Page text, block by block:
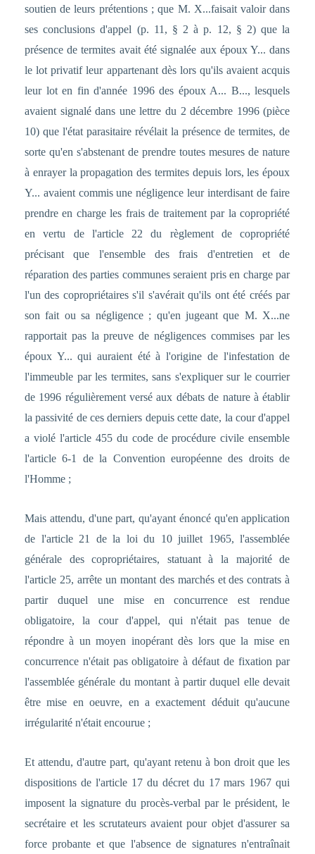
soutien de leurs prétentions ; que M. X...faisait valoir dans
ses conclusions d'appel (p. 11, § 2 à p. 12, § 2) que la
présence de termites avait été signalée aux époux Y... dans
le lot privatif leur appartenant dès lors qu'ils avaient acquis
leur lot en fin d'année 1996 des époux A... B..., lesquels
avaient signalé dans une lettre du 2 décembre 1996 (pièce
10) que l'état parasitaire révélait la présence de termites, de
sorte qu'en s'abstenant de prendre toutes mesures de nature
à enrayer la propagation des termites depuis lors, les époux
Y... avaient commis une négligence leur interdisant de faire
prendre en charge les frais de traitement par la copropriété
en vertu de l'article 22 du règlement de copropriété
précisant que l'ensemble des frais d'entretien et de
réparation des parties communes seraient pris en charge par
l'un des copropriétaires s'il s'avérait qu'ils ont été créés par
son fait ou sa négligence ; qu'en jugeant que M. X...ne
rapportait pas la preuve de négligences commises par les
époux Y... qui auraient été à l'origine de l'infestation de
l'immeuble par les termites, sans s'expliquer sur le courrier
de 1996 régulièrement versé aux débats de nature à établir
la passivité de ces derniers depuis cette date, la cour d'appel
a violé l'article 455 du code de procédure civile ensemble
l'article 6-1 de la Convention européenne des droits de
l'Homme ;
Mais attendu, d'une part, qu'ayant énoncé qu'en application
de l'article 21 de la loi du 10 juillet 1965, l'assemblée
générale des copropriétaires, statuant à la majorité de
l'article 25, arrête un montant des marchés et des contrats à
partir duquel une mise en concurrence est rendue
obligatoire, la cour d'appel, qui n'était pas tenue de
répondre à un moyen inopérant dès lors que la mise en
concurrence n'était pas obligatoire à défaut de fixation par
l'assemblée générale du montant à partir duquel elle devait
être mise en oeuvre, en a exactement déduit qu'aucune
irrégularité n'était encourue ;
Et attendu, d'autre part, qu'ayant retenu à bon droit que les
dispositions de l'article 17 du décret du 17 mars 1967 qui
imposent la signature du procès-verbal par le président, le
secrétaire et les scrutateurs avaient pour objet d'assurer sa
force probante et que l'absence de signatures n'entraînait